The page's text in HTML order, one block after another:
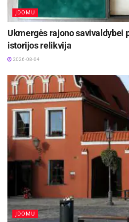
jūsų sveikatą!
ĮDOMU
Ukmergės rajono savivaldybei
istorijos relikvija
2026-08-04
ĮDOMU